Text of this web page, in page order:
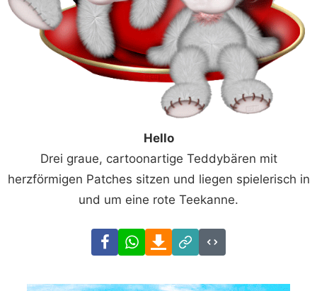
Hello
Drei graue, cartoonartige Teddybären mit
herzförmigen Patches sitzen und liegen spielerisch in
und um eine rote Teekanne.
FacebookWhatsAppDownload
Link
Code